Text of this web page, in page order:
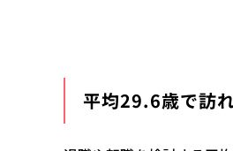
平均29.6歳で訪